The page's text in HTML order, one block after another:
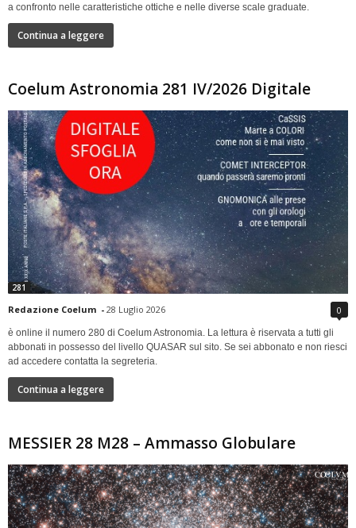
a confronto nelle caratteristiche ottiche e nelle diverse scale graduate.
Continua a leggere
Coelum Astronomia 281 IV/2026 Digitale
281
Redazione Coelum - 28 Luglio 2026 0
è online il numero 280 di Coelum Astronomia. La lettura è riservata a tutti gli
abbonati in possesso del livello QUASAR sul sito. Se sei abbonato e non riesci
ad accedere contatta la segreteria.
Continua a leggere
MESSIER 28 M28 – Ammasso Globulare